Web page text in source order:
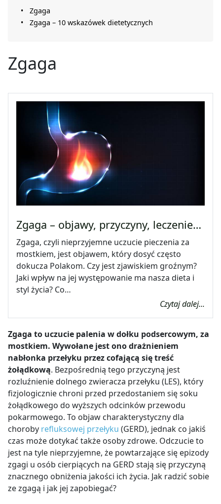
Zgaga
Zgaga – 10 wskazówek dietetycznych
Zgaga
Zgaga – objawy, przyczyny, leczenie…
Zgaga, czyli nieprzyjemne uczucie pieczenia za
mostkiem, jest objawem, który dosyć często
dokucza Polakom. Czy jest zjawiskiem groźnym?
Jaki wpływ na jej występowanie ma nasza dieta i
styl życia? Co…
Czytaj dalej...
Zgaga to uczucie palenia w dołku podsercowym, za
mostkiem. Wywołane jest ono drażnieniem
nabłonka przełyku przez cofającą się treść
żołądkową. Bezpośrednią tego przyczyną jest
rozluźnienie dolnego zwieracza przełyku (LES), który
fizjologicznie chroni przed przedostaniem się soku
żołądkowego do wyższych odcinków przewodu
pokarmowego. To objaw charakterystyczny dla
choroby refluksowej przełyku (GERD), jednak co jakiś
czas może dotykać także osoby zdrowe. Odczucie to
jest na tyle nieprzyjemne, że powtarzające się epizody
zgagi u osób cierpiących na GERD stają się przyczyną
znacznego obniżenia jakości ich życia. Jak radzić sobie
ze zgagą i jak jej zapobiegać?